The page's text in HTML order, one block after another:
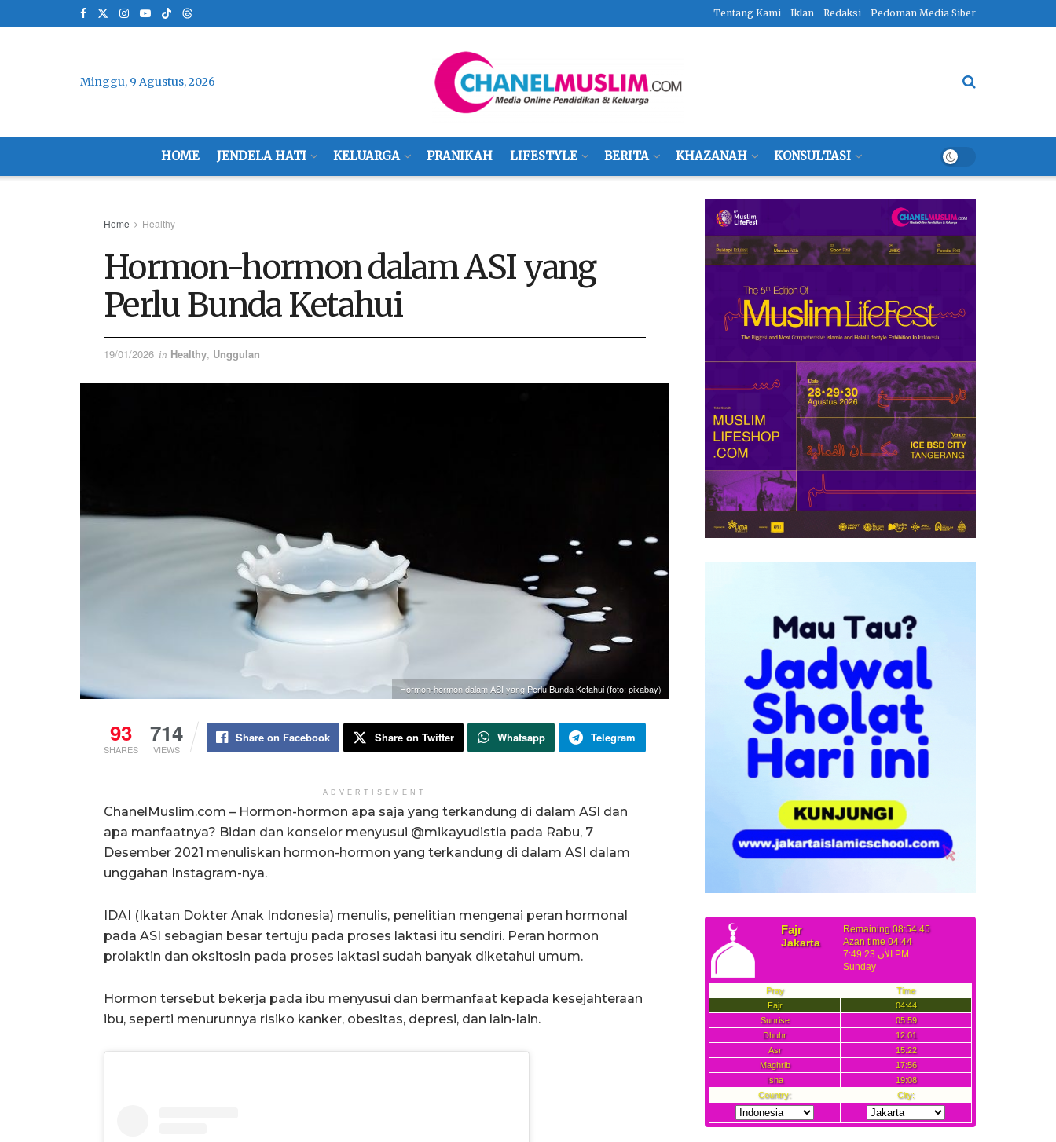
Tentang Kami Iklan Redaksi Pedoman Media Siber
Minggu, 9 Agustus, 2026
HOME JENDELA HATI KELUARGA PRANIKAH LIFESTYLE BERITA KHAZANAH KONSULTASI
Home Healthy
Hormon-hormon dalam ASI yang
Perlu Bunda Ketahui
19/01/2026 in Healthy, Unggulan
Hormon-hormon dalam ASI yang Perlu Bunda Ketahui (foto: pixabay)
93
SHARES
714
VIEWS
Share on Facebook Share on Twitter Whatsapp Telegram
ADVERTISEMENT
ChanelMuslim.com – Hormon-hormon apa saja yang terkandung di dalam ASI dan
apa manfaatnya? Bidan dan konselor menyusui @mikayudistia pada Rabu, 7
Desember 2021 menuliskan hormon-hormon yang terkandung di dalam ASI dalam
unggahan Instagram-nya.
IDAI (Ikatan Dokter Anak Indonesia) menulis, penelitian mengenai peran hormonal
pada ASI sebagian besar tertuju pada proses laktasi itu sendiri. Peran hormon
prolaktin dan oksitosin pada proses laktasi sudah banyak diketahui umum.
Hormon tersebut bekerja pada ibu menyusui dan bermanfaat kepada kesejahteraan
ibu, seperti menurunnya risiko kanker, obesitas, depresi, dan lain-lain.